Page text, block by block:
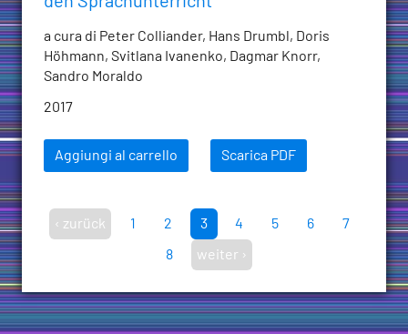
a cura di Peter Colliander, Hans Drumbl, Doris
Höhmann, Svitlana Ivanenko, Dagmar Knorr,
Sandro Moraldo
2017
Aggiungi al carrello Scarica PDF
‹ zurück 1 2 3 4 5 6 7
8 weiter ›